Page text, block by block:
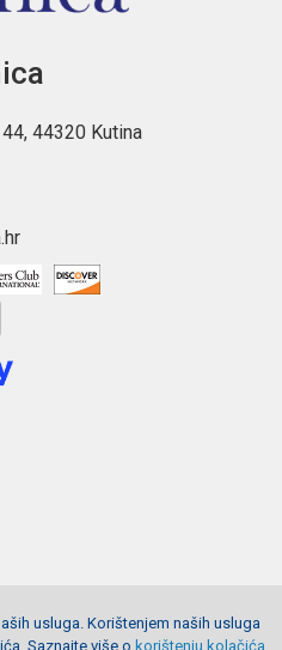
44320 Kutina
usluga. Korištenjem naših usluga
Saznajte više o korištenju kolačića